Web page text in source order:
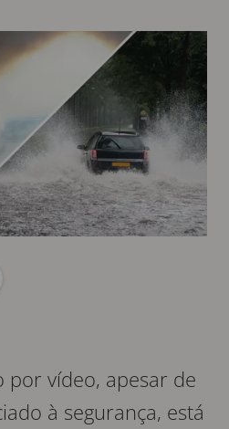
Linkedin
no X
URL para área de transferência
vídeo, apesar de
à segurança, está